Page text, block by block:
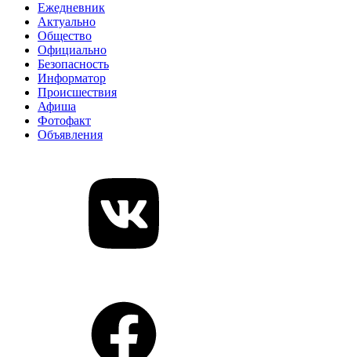
Ежедневник
Актуально
Общество
Официально
Безопасность
Информатор
Происшествия
Афиша
Фотофакт
Объявления